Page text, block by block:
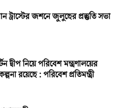
জশনে জুলুছের প্রস্তুতি সভা
দ্বীপ নিয়ে পরিবেশ মন্ত্রণালয়ের
রয়েছে : পরিবেশ প্রতিমন্ত্রী